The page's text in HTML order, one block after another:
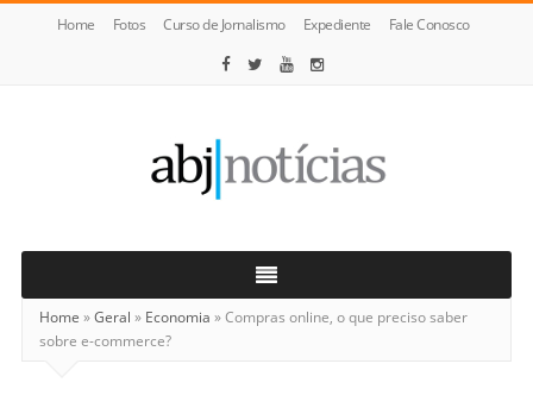
Home Fotos Curso de Jornalismo Expediente Fale Conosco
Notícias
Home »Geral » Economia »Compras online, o que preciso saber
sobre e-commerce?